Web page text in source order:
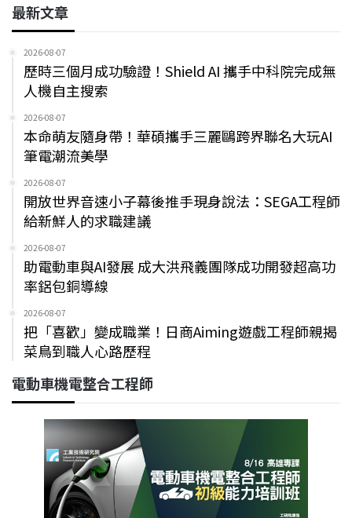
最新文章
2026-08-07
歷時三個月成功驗證！Shield AI 攜手中科院完成無
人機自主搜索
2026-08-07
本命萌友隨身帶！華碩攜手三麗鷗跨界聯名大玩AI
筆電潮流美學
2026-08-07
開放世界音速小子幕後推手現身說法：SEGA工程師
給新鮮人的求職建議
2026-08-07
助電動車與AI發展 成大洪飛義團隊成功開發超高功
率鋁包銅導線
2026-08-07
把「喜歡」變成職業！日商Aiming遊戲工程師親揭
菜鳥到職人心路歷程
電動車機電整合工程師